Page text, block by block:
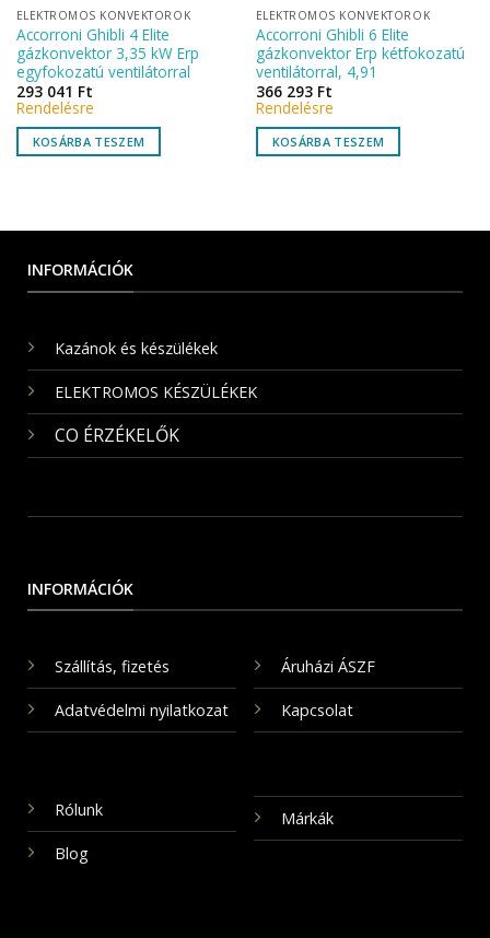
ELEKTROMOS KONVEKTOROK
Accorroni Ghibli 4 Elite
gázkonvektor 3,35 kW Erp
egyfokozatú ventilátorral
293 041 Ft
Rendelésre
KOSÁRBA TESZEM
ELEKTROMOS KONVEKTOROK
Accorroni Ghibli 6 Elite
gázkonvektor Erp kétfokozatú
ventilátorral, 4,91
366 293 Ft
Rendelésre
KOSÁRBA TESZEM
INFORMÁCIÓK
Kazánok és készülékek
ELEKTROMOS KÉSZÜLÉKEK
CO ÉRZÉKELŐK
INFORMÁCIÓK
Szállítás, fizetés
Adatvédelmi nyilatkozat
Áruházi ÁSZF
Kapcsolat
Rólunk
Blog
Márkák